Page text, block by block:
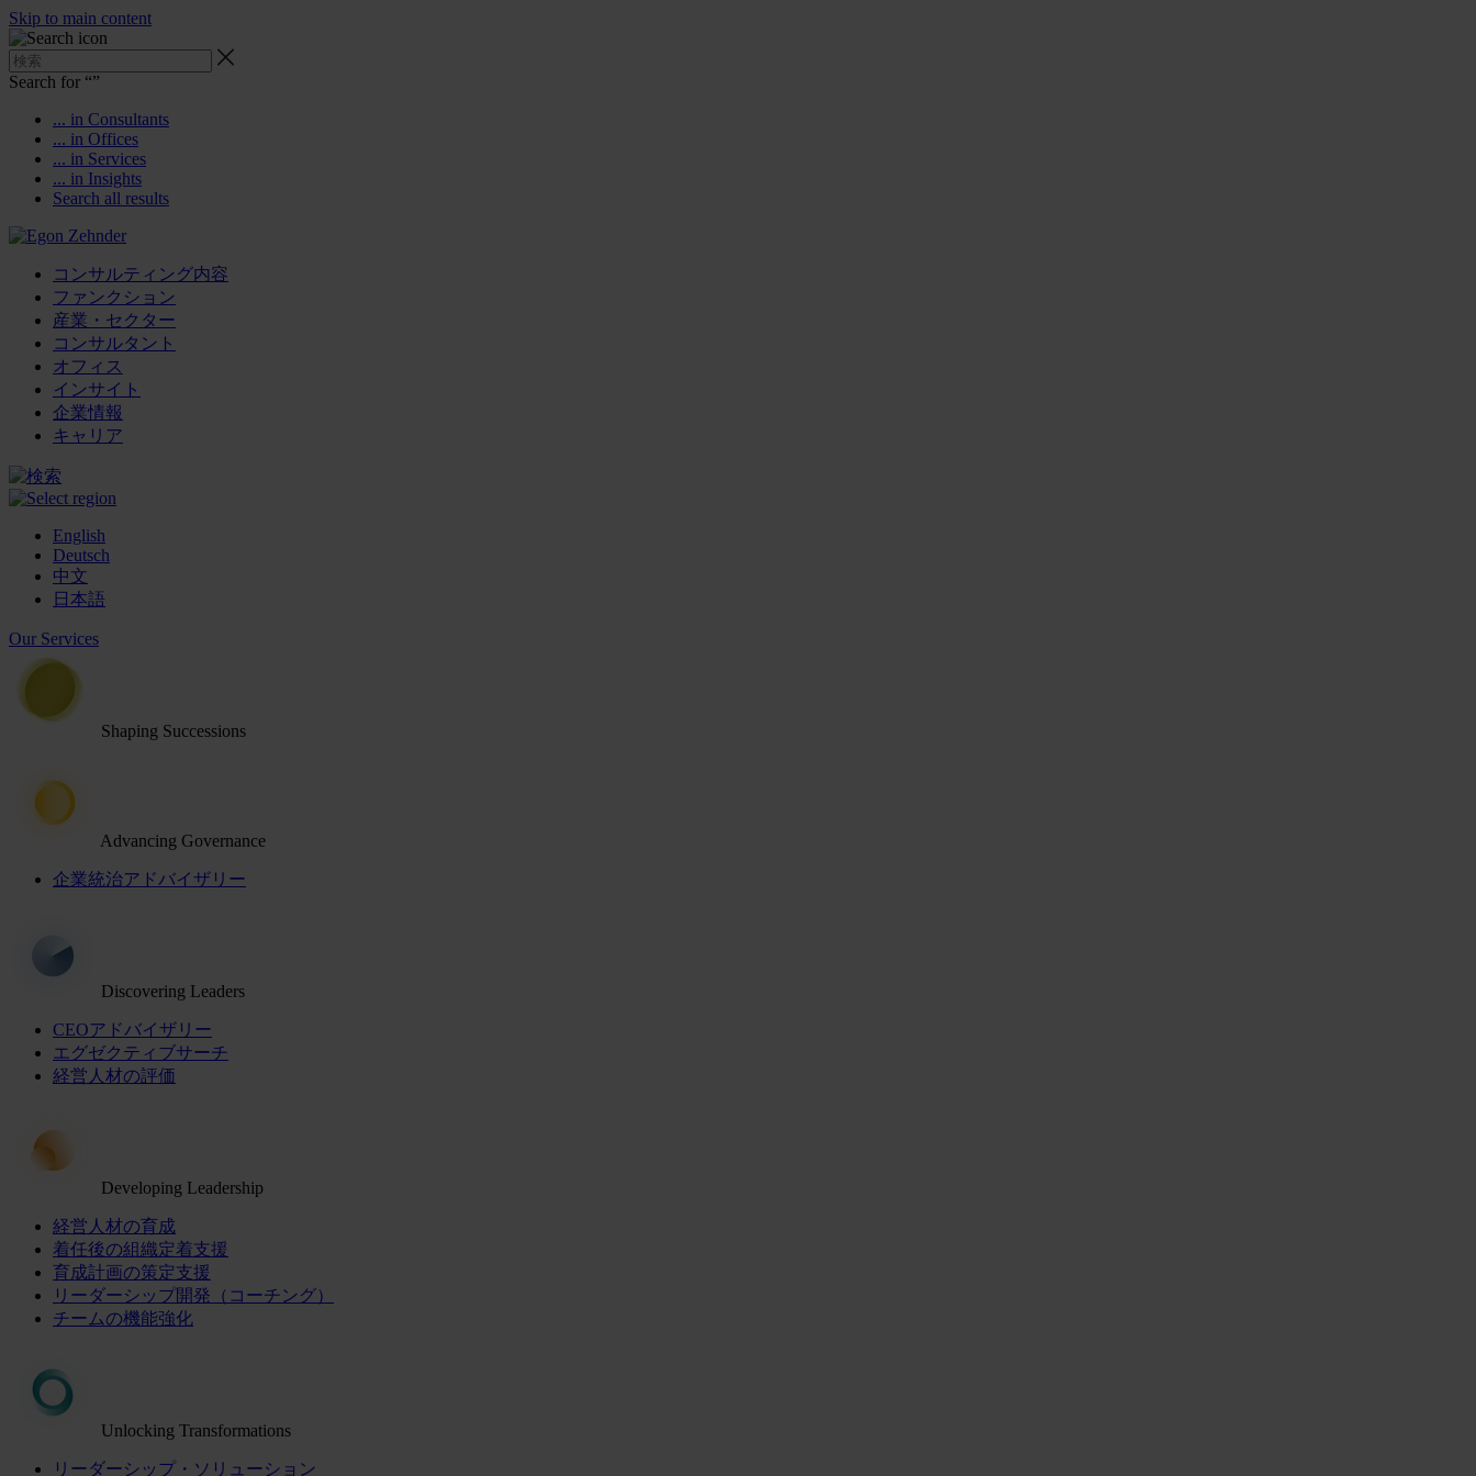
Skip to main content
Search for “”
... in Consultants
... in Offices
... in Services
... in Insights
Search all results
コンサルティング内容
ファンクション
産業・セクター
コンサルタント
オフィス
インサイト
企業情報
キャリア
English
Deutsch
中文
日本語
Our Services
Shaping Successions
Advancing Governance
企業統治アドバイザリー
Discovering Leaders
CEOアドバイザリー
エグゼクティブサーチ
経営人材の評価
Developing Leadership
経営人材の育成
着任後の組織定着支援
育成計画の策定支援
リーダーシップ開発（コーチング）
チームの機能強化
Unlocking Transformations
リーダーシップ・ソリューション